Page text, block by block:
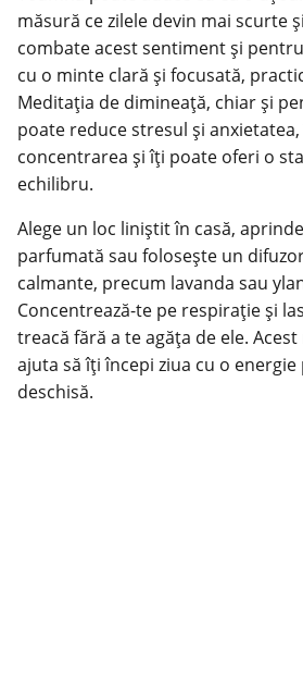
măsură ce zilele devin mai scurte
combate acest sentiment și
cu o minte clară și focusată,
Meditația de dimineață, chiar și
poate reduce stresul și
concentrarea și îți poate oferi o
echilibru.
Alege un loc liniștit în casă,
parfumată sau folosește un
calmante, precum lavanda sau
Concentrează-te pe respirație și
treacă fără a te agăța de ele.
ajuta să îți începi ziua cu o
deschisă.